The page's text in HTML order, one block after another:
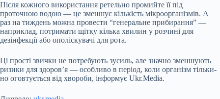
Після кожного використання ретельно промийте її під
проточною водою — це зменшує кількість мікроорганізмів. А
раз на тиждень можна провести “генеральне прибирання” —
наприклад, потримати щітку кілька хвилин у розчині для
дезінфекції або ополіскувачі для рота.
Ці прості звички не потребують зусиль, але значно зменшують
ризики для здоров’я — особливо в період, коли організм тільки-
но оговтується від хвороби, інформує Ukr.Media.